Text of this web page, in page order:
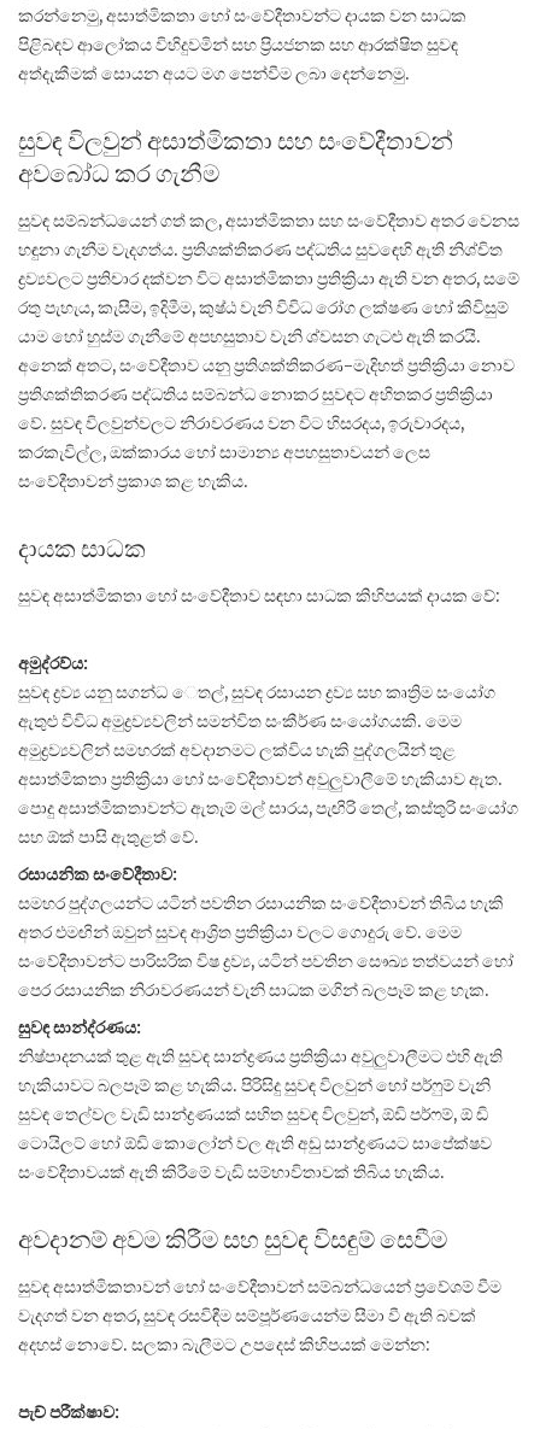
කරන්නෙමු, අසාත්මිකතා හෝ සංවේදීතාවන්ට දායක වන සාධක
පිළිබඳව ආලෝකය විහිදුවමින් සහ ප්‍රියජනක සහ ආරක්ෂිත සුවඳ
අත්දැකීමක් සොයන අයට මග පෙන්වීම ලබා දෙන්නෙමු.
සුවඳ විලවුන් අසාත්මිකතා සහ සංවේදීතාවන්
අවබෝධ කර ගැනීම
සුවඳ සම්බන්ධයෙන් ගත් කල, අසාත්මිකතා සහ සංවේදීතාව අතර වෙනස
හඳුනා ගැනීම වැදගත්ය. ප්‍රතිශක්තිකරණ පද්ධතිය සුවඳෙහි ඇති නිශ්චිත
ද්‍රව්‍යවලට ප්‍රතිචාර දක්වන විට අසාත්මිකතා ප්‍රතික්‍රියා ඇති වන අතර, සමේ
රතු පැහැය, කැසීම, ඉදිමීම, කුෂ්ඨ වැනි විවිධ රෝග ලක්ෂණ හෝ කිවිසුම්
යාම හෝ හුස්ම ගැනීමේ අපහසුතාව වැනි ශ්වසන ගැටළු ඇති කරයි.
අනෙක් අතට, සංවේදීතාව යනු ප්‍රතිශක්තිකරණ-මැදිහත් ප්‍රතික්‍රියා නොව
ප්‍රතිශක්තිකරණ පද්ධතිය සම්බන්ධ නොකර සුවඳට අහිතකර ප්‍රතික්‍රියා
වේ. සුවඳ විලවුන්වලට නිරාවරණය වන විට හිසරදය, ඉරුවාරදය,
කරකැවිල්ල, ඔක්කාරය හෝ සාමාන්‍ය අපහසුතාවයන් ලෙස
සංවේදීතාවන් ප්‍රකාශ කළ හැකිය.
දායක සාධක
සුවඳ අසාත්මිකතා හෝ සංවේදීතාව සඳහා සාධක කිහිපයක් දායක වේ:
අමුද්රව්ය:
සුවඳ ද්‍රව්‍ය යනු සගන්ධ ෙතල්, සුවඳ රසායන ද්‍රව්‍ය සහ කෘත්‍රිම සංයෝග
ඇතුළු විවිධ අමුද්‍රව්‍යවලින් සමන්විත සංකීර්ණ සංයෝගයකි. මෙම
අමුද්‍රව්‍යවලින් සමහරක් අවදානමට ලක්විය හැකි පුද්ගලයින් තුළ
අසාත්මිකතා ප්‍රතික්‍රියා හෝ සංවේදීතාවන් අවුලුවාලීමේ හැකියාව ඇත.
පොදු අසාත්මිකතාවන්ට ඇතැම් මල් සාරය, පැඟිරි තෙල්, කස්තුරි සංයෝග
සහ ඕක් පාසි ඇතුළත් වේ.
රසායනික සංවේදීතාව:
සමහර පුද්ගලයන්ට යටින් පවතින රසායනික සංවේදීතාවන් තිබිය හැකි
අතර එමඟින් ඔවුන් සුවඳ ආශ්‍රිත ප්‍රතික්‍රියා වලට ගොදුරු වේ. මෙම
සංවේදීතාවන්ට පාරිසරික විෂ ද්‍රව්‍ය, යටින් පවතින සෞඛ්‍ය තත්වයන් හෝ
පෙර රසායනික නිරාවරණයන් වැනි සාධක මගින් බලපෑම් කළ හැක.
සුවඳ සාන්ද්රණය:
නිෂ්පාදනයක් තුළ ඇති සුවඳ සාන්ද්‍රණය ප්‍රතික්‍රියා අවුලුවාලීමට එහි ඇති
හැකියාවට බලපෑම් කළ හැකිය. පිරිසිදු සුවඳ විලවුන් හෝ පර්ෆුම් වැනි
සුවඳ තෙල්වල වැඩි සාන්ද්‍රණයක් සහිත සුවඳ විලවුන්, ඕඩි පර්ෆම්, ඕ ඩි
ටොයිලට් හෝ ඕඩි කොලෝන් වල ඇති අඩු සාන්ද්‍රණයට සාපේක්ෂව
සංවේදීතාවයක් ඇති කිරීමේ වැඩි සම්භාවිතාවක් තිබිය හැකිය.
අවදානම් අවම කිරීම සහ සුවඳ විසඳුම් සෙවීම
සුවඳ අසාත්මිකතාවන් හෝ සංවේදීතාවන් සම්බන්ධයෙන් ප්‍රවේශම් වීම
වැදගත් වන අතර, සුවඳ රසවිඳීම සම්පූර්ණයෙන්ම සීමා වී ඇති බවක්
අදහස් නොවේ. සලකා බැලීමට උපදෙස් කිහිපයක් මෙන්න:
පැච් පරීක්ෂාව: